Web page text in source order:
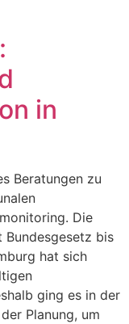
in
Beratungen zu
Die
Bundesgesetz bis
hat sich
ging es in der
Planung, um